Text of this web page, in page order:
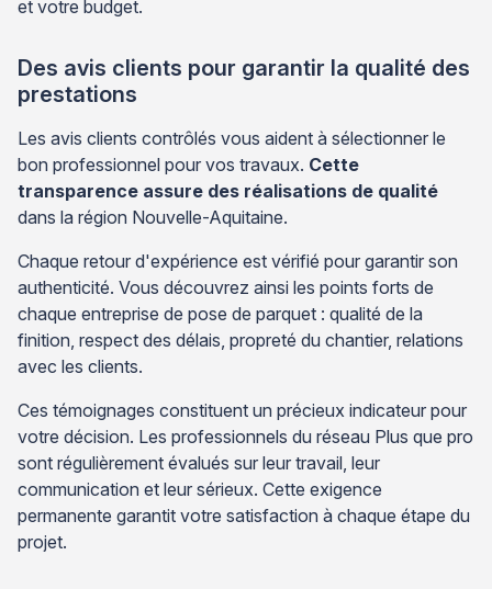
et votre budget.
Des avis clients pour garantir la qualité des
prestations
Les avis clients contrôlés vous aident à sélectionner le
bon professionnel pour vos travaux. Cette
transparence assure des réalisations de qualité
dans la région Nouvelle-Aquitaine.
Chaque retour d'expérience est vérifié pour garantir son
authenticité. Vous découvrez ainsi les points forts de
chaque entreprise de pose de parquet : qualité de la
finition, respect des délais, propreté du chantier, relations
avec les clients.
Ces témoignages constituent un précieux indicateur pour
votre décision. Les professionnels du réseau Plus que pro
sont régulièrement évalués sur leur travail, leur
communication et leur sérieux. Cette exigence
permanente garantit votre satisfaction à chaque étape du
projet.